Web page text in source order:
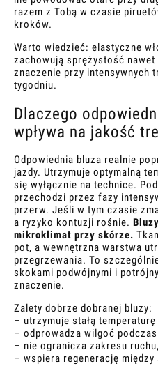
razem z Tobą w czasie
kroków.
Warto wiedzieć: elastyczne
zachowują sprężystość
znaczenie przy intensywnych
tygodniu.
Dlaczego
wpływa na jakość
Odpowiednia bluza realnie
jazdy. Utrzymuje optymalną
się wyłącznie na technice.
przechodzi przez fazy
przerw. Jeśli w tym czasie
a ryzyko kontuzji rośnie.
mikroklimat przy skórze.
pot, a wewnętrzna warstwa
przegrzewania. To
skokami podwójnymi i
znaczenie.
Zalety dobrze dobranej bluzy:
– utrzymuje stałą temperaturę
– odprowadza wilgoć podczas
– nie ogranicza zakresu ruchu,
– wspiera regenerację między